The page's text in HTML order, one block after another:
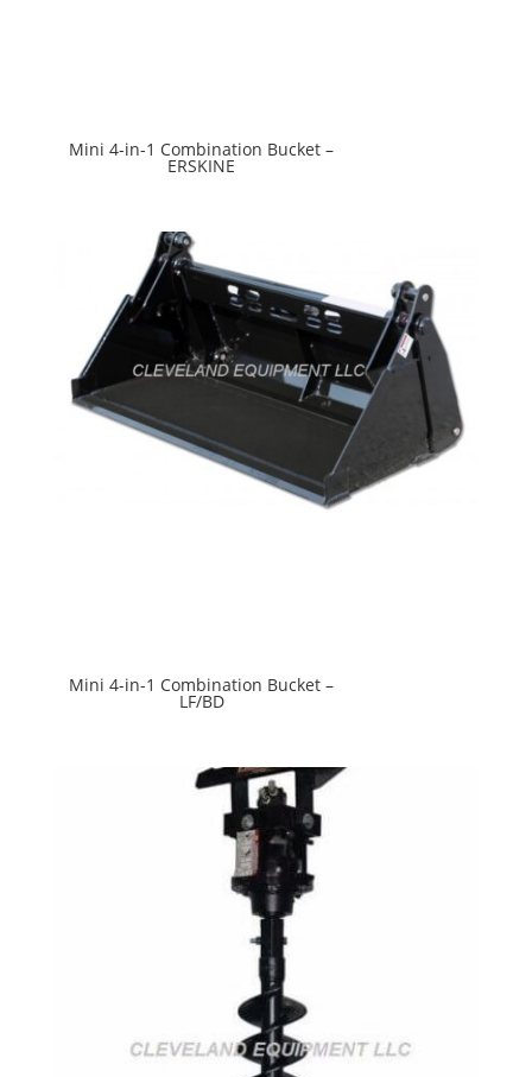
Mini 4-in-1 Combination Bucket –
ERSKINE
Mini 4-in-1 Combination Bucket –
LF/BD